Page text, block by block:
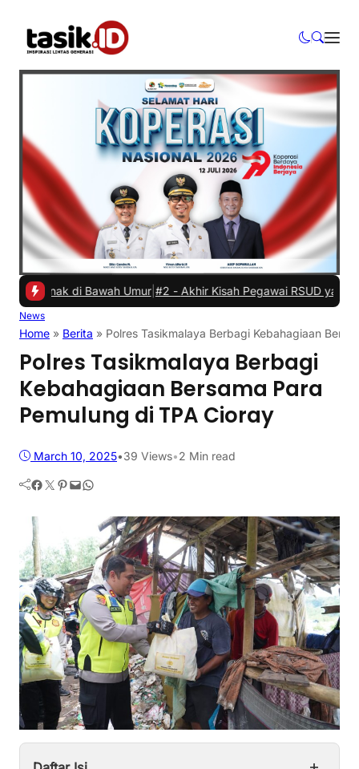
di Bawah Umur|#2 -Akhir Kisah Pegawai RSUD yang Viral
News
Home » Berita » Polres Tasikmalaya Berbagi Kebahagiaan
Polres Tasikmalaya Berbagi
Kebahagiaan Bersama Para
Pemulung di TPA Cioray
March 10, 2025•39 Views•2 Min read
Facebook Twitter Pinterest Mail WhatsApp